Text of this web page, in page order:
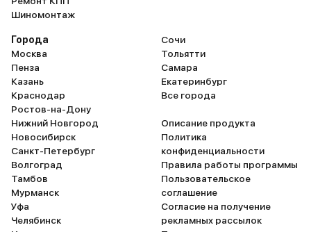
Шиномонтаж
Города
Москва
Пенза
Казань
Краснодар
Ростов-на-Дону
Нижний Новгород
Новосибирск
Санкт-Петербург
Волгоград
Тамбов
Мурманск
Уфа
Челябинск
Сочи
Тольятти
Самара
Екатеринбург
Все города
Описание продукта
Политика
конфиденциальности
Правила работы программы
Пользовательское
соглашение
Согласие на получение
рекламных рассылок